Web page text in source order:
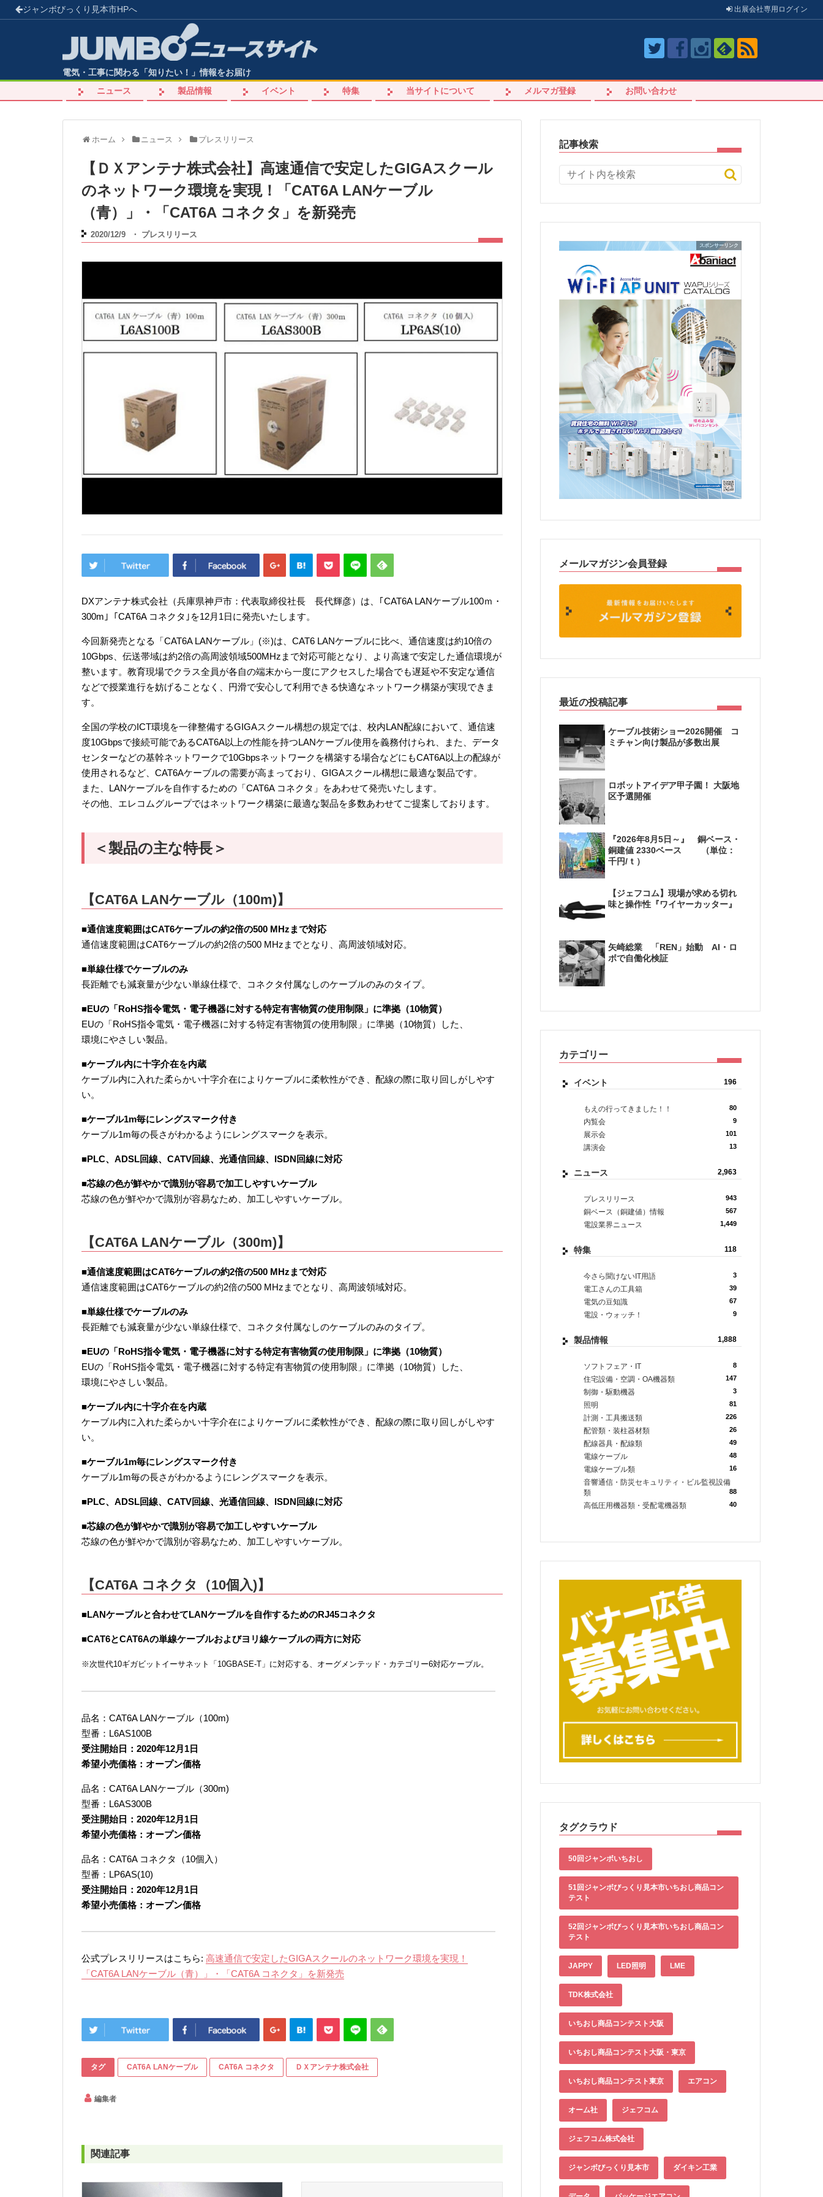
ジャンボびっくり見本市HPへ 出展会社専用 ログイン
電気・工事に関わる「知りたい！」情報をお届け
ニュース
製品情報 イベント 特集 当サイトについて メルマガ登録 お問い合わせ
ホーム ニュース プレスリリース
【ＤＸアンテナ株式会社】高速通信で安定したGIGAスクール
のネットワーク環境を実現！「CAT6A LANケーブル
（青）」・「CAT6A コネクタ」を新発売
2020/12/9 ・ プレスリリース
DXアンテナ株式会社（兵庫県神戸市：代表取締役社長 長代輝彦）は、｢CAT6A LANケーブル100ｍ・
300m｣「CAT6A コネクタ｣を12月1日に発売いたします。
今回新発売となる「CAT6A LANケーブル」(※)は、CAT6 LANケーブルに比べ、通信速度は約10倍の
10Gbps、伝送帯域は約2倍の高周波領域500MHzまで対応可能となり、より高速で安定した通信環境が
整います。教育現場でクラス全員が各自の端末から一度にアクセスした場合でも遅延や不安定な通信
などで授業進行を妨げることなく、円滑で安心して利用できる快適なネットワーク構築が実現できま
す。
全国の学校のICT環境を一律整備するGIGAスクール構想の規定では、校内LAN配線において、通信速
度10Gbpsで接続可能であるCAT6A以上の性能を持つLANケーブル使用を義務付けられ、また、データ
センターなどの基幹ネットワークで10Gbpsネットワークを構築する場合などにもCAT6A以上の配線が
使用されるなど、CAT6Aケーブルの需要が高まっており、GIGAスクール構想に最適な製品です。
また、LANケーブルを自作するための「CAT6A コネクタ」をあわせて発売いたします。
その他、エレコムグループではネットワーク構築に最適な製品を多数あわせてご提案しております。
＜製品の主な特長＞
【CAT6A LANケーブル（100m)】
■通信速度範囲はCAT6ケーブルの約2倍の500 MHzまで対応
通信速度範囲はCAT6ケーブルの約2倍の500 MHzまでとなり、高周波領域対応。
■単線仕様でケーブルのみ
長距離でも減衰量が少ない単線仕様で、コネクタ付属なしのケーブルのみのタイプ。
■EUの「RoHS指令電気・電子機器に対する特定有害物質の使用制限」に準拠（10物質）
EUの「RoHS指令電気・電子機器に対する特定有害物質の使用制限」に準拠（10物質）した、
環境にやさしい製品。
■ケーブル内に十字介在を内蔵
ケーブル内に入れた柔らかい十字介在によりケーブルに柔軟性ができ、配線の際に取り回しがしやす
い。
■ケーブル1m毎にレングスマーク付き
ケーブル1m毎の長さがわかるようにレングスマークを表示。
■PLC、ADSL回線、CATV回線、光通信回線、ISDN回線に対応
■芯線の色が鮮やかで識別が容易で加工しやすいケーブル
芯線の色が鮮やかで識別が容易なため、加工しやすいケーブル。
【CAT6A LANケーブル（300m)】
■通信速度範囲はCAT6ケーブルの約2倍の500 MHzまで対応
通信速度範囲はCAT6ケーブルの約2倍の500 MHzまでとなり、高周波領域対応。
■単線仕様でケーブルのみ
長距離でも減衰量が少ない単線仕様で、コネクタ付属なしのケーブルのみのタイプ。
■EUの「RoHS指令電気・電子機器に対する特定有害物質の使用制限」に準拠（10物質）
EUの「RoHS指令電気・電子機器に対する特定有害物質の使用制限」に準拠（10物質）した、
環境にやさしい製品。
■ケーブル内に十字介在を内蔵
ケーブル内に入れた柔らかい十字介在によりケーブルに柔軟性ができ、配線の際に取り回しがしやす
い。
■ケーブル1m毎にレングスマーク付き
ケーブル1m毎の長さがわかるようにレングスマークを表示。
■PLC、ADSL回線、CATV回線、光通信回線、ISDN回線に対応
■芯線の色が鮮やかで識別が容易で加工しやすいケーブル
芯線の色が鮮やかで識別が容易なため、加工しやすいケーブル。
【CAT6A コネクタ（10個入)】
■LANケーブルと合わせてLANケーブルを自作するためのRJ45コネクタ
■CAT6とCAT6Aの単線ケーブルおよびヨリ線ケーブルの両方に対応
※次世代10ギガビットイーサネット「10GBASE-T」に対応する、オーグメンテッド・カテゴリー6対応ケーブル。
品名：CAT6A LANケーブル（100m)
型番：L6AS100B
受注開始日：2020年12月1日
希望小売価格：オープン価格
品名：CAT6A LANケーブル（300m)
型番：L6AS300B
受注開始日：2020年12月1日
希望小売価格：オープン価格
品名：CAT6A コネクタ（10個入）
型番：LP6AS(10)
受注開始日：2020年12月1日
希望小売価格：オープン価格
公式プレスリリースはこちら: 高速通信で安定したGIGAスクールのネットワーク環境を実現！
「CAT6A LANケーブル（青）」・「CAT6A コネクタ」を新発売
タグ CAT6A LANケーブル CAT6A コネクタ ＤＸアンテナ株式会社
編集者
関連記事
記事検索
メールマガジン会員登録
最近の投稿記事
ケーブル技術ショー2026開催 コ
ミチャン向け製品が多数出展
ロボットアイデア甲子園！ 大阪地
区予選開催
『2026年8月5日～』 銅ベース・
銅建値 2330ベース （単位：
千円/ｔ）
【ジェフコム】現場が求める切れ
味と操作性『ワイヤーカッター』
矢崎総業 「REN」始動 AI・ロ
ボで自働化検証
カテゴリー
イベント 196
もえの行ってきました！！ 80
内覧会 9
展示会 101
講演会 13
ニュース 2,963
プレスリリース 943
銅ベース（銅建値）情報 567
電設業界ニュース 1,449
特集 118
今さら聞けないIT用語 3
電工さんの工具箱 39
電気の豆知識 67
電設・ウォッチ！ 9
製品情報 1,888
ソフトフェア・IT 8
住宅設備・空調・OA機器類 147
制御・駆動機器 3
照明 81
計測・工具搬送類 226
配管類・装柱器材類 26
配線器具・配線類 49
電線ケーブル 48
電線ケーブル類 16
音響通信・防災セキュリティ・ビル監視設備
類
88
高低圧用機器類・受配電機器類 40
タグクラウド
50回ジャンボいちおし
51回ジャンボびっくり見本市いちおし商品コン
テスト
52回ジャンボびっくり見本市いちおし商品コン
テスト
JAPPY LED照明 LME
TDK株式会社
いちおし商品コンテスト大阪
いちおし商品コンテスト大阪・東京
いちおし商品コンテスト東京 エアコン
オーム社 ジェフコム
ジェフコム株式会社
ジャンボびっくり見本市 ダイキン工業